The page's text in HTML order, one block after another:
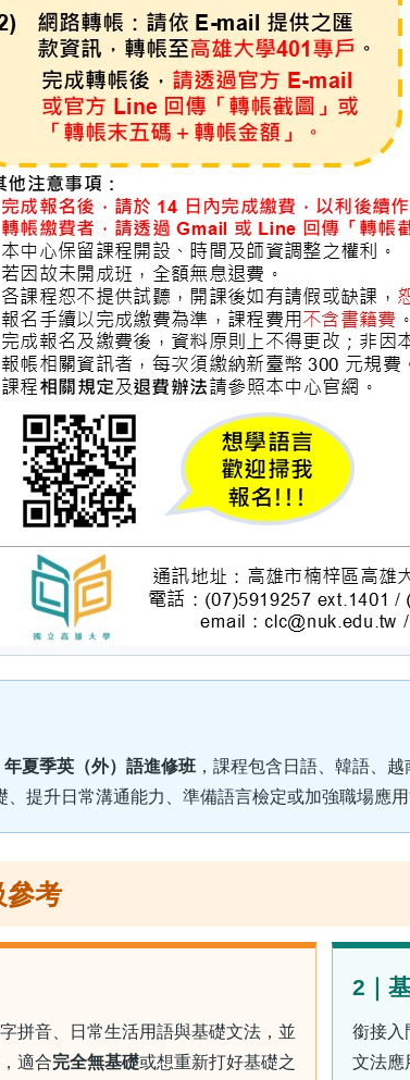
年夏季英（外）語進修班 ，課程包含日語、韓語、
、提升日常溝通能力、準備語言檢定或加強職場應用
考
拼音、日常生活用語與基礎文法，並
適合完全無基礎或想重新打好基礎之
2｜
銜接入
文法應